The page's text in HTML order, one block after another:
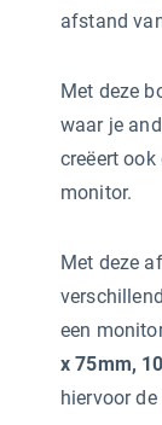
afstand
Met deze
waar je
creëert
monitor.
Met deze
een
x 75mm,
hiervoor de